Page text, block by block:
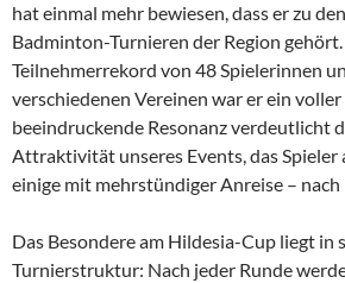
hat einmal mehr bewiesen, dass er zu
Badminton-Turnieren der Region
Teilnehmerrekord von 48 Spielerinnen
verschiedenen Vereinen war er ein
beeindruckende Resonanz verdeutlicht
Attraktivität unseres Events, das Spieler
einige mit mehrstündiger Anreise –
Das Besondere am Hildesia-Cup liegt in
Turnierstruktur: Nach jeder Runde